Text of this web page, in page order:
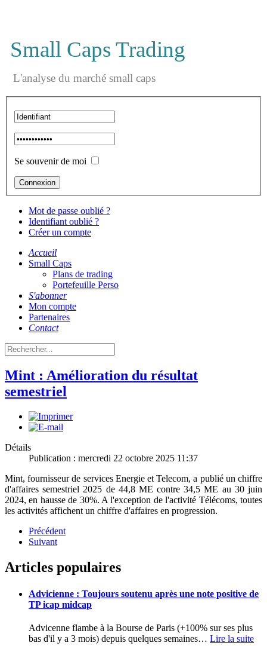
Small Caps Trading
L'analyse du marché small caps
Se souvenir de moi
Mot de passe oublié ?
Identifiant oublié ?
Créer un compte
Accueil
Small Caps
Plans de trading
Portefeuille Perso
S'abonner
Mon compte
Partenaires
Contact
Mint : Amélioration du résultat
semestriel
Détails
Publication : mercredi 22 octobre 2025 11:37
Mint, fournisseur de services Energie et Telecom, a publié un chiffre
d'affaires semestriel 2025 de 44,8 ME contre 34,5 ME au 30 juin
2024, en hausse de 30%. A l'exception de l'activité Télécoms, toutes
les activités affichent un chiffre d'affaires en progression.
Précédent
Suivant
Articles populaires
Advicienne : Toujours soutenu après une note positive de
TP icap midcap
Advicenne flambe à la Bourse de Paris (+100% sur ses plus
bas d'il y a 3 mois) depuis quelques semaines… Lire la suite